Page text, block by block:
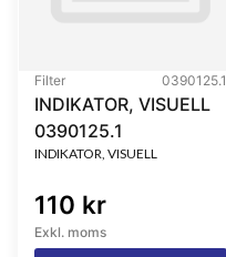
Filter 0390125.1
INDIKATOR, VISUELL
0390125.1
INDIKATOR, VISUELL
110 kr
Exkl. moms